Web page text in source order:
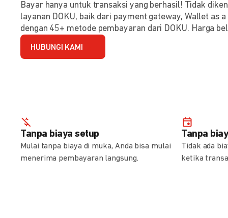
Bayar hanya untuk transaksi yang berhasil! Tidak
layanan DOKU, baik dari payment gateway, Wallet as
dengan 45+ metode pembayaran dari DOKU. Harga
HUBUNGI KAMI
Tanpa biaya setup
Mulai tanpa biaya di muka, Anda bisa mulai
menerima pembayaran langsung.
Tanpa
Tidak ada
ketika